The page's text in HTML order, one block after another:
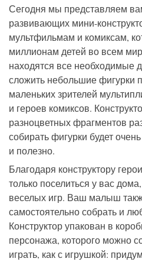
Сегодня мы представляем
развивающих мини-
мультфильмам и комиксам,
миллионам детей во всем
находятся все необходимые
сложить небольшие фигурки
маленьких зрителей
и героев комиксов.
разноцветных фрагментов
собирать фигурки будет
и полезно.
Благодаря конструктору
только поселиться у вас
веселых игр. Ваш малыш
самостоятельно собрать и
Конструктор упакован в
персонажа, которого можно
играть, как с игрушкой: